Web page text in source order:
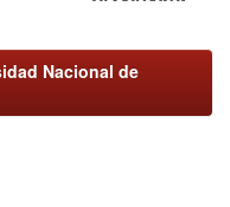
Nacional de